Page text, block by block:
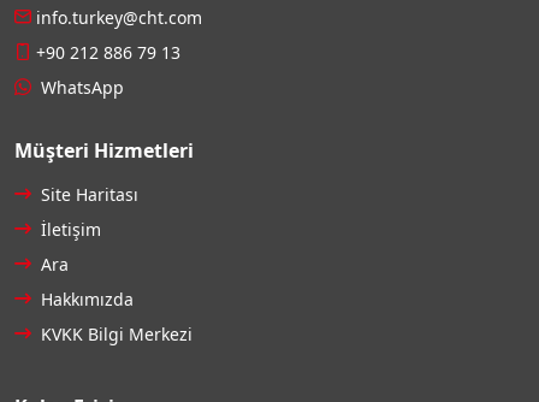
info.turkey@cht.com
+90 212 886 79 13
WhatsApp
Müşteri Hizmetleri
Site Haritası
İletişim
Ara
Hakkımızda
KVKK Bilgi Merkezi